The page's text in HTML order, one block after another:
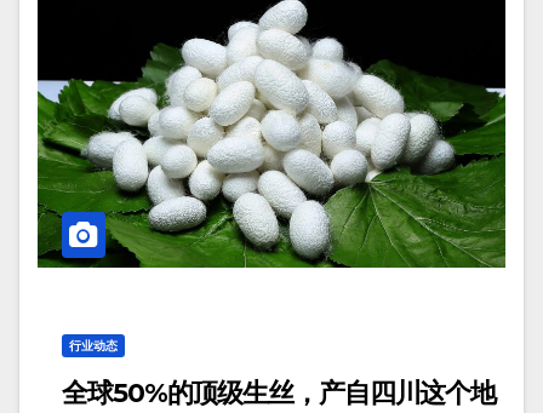
行业动态
全球50%的顶级生丝，产自四川这个地